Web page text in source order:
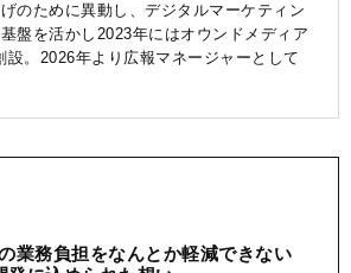
のために異動し、デジタルマーケティン
盤を活かし2023年にはオウンドメディア
設。2026年より広報マネージャーとして
業務負担をなんとか軽減できない